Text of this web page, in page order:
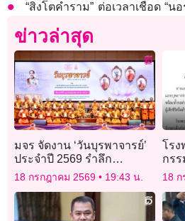
“สิงโตคำราม” ต่อเวลาเชือด “น
ข่าวล่าสุด
มจร จัดงาน ‘วันบุรพาจารย์’
ประจำปี 2569 รำลึก
คุณูปการผู้วางรากฐาน
มหาวิทยาลัย
18 กรกฎาคม 2569 19:43 น.
โรง
กร
หัวใ
18